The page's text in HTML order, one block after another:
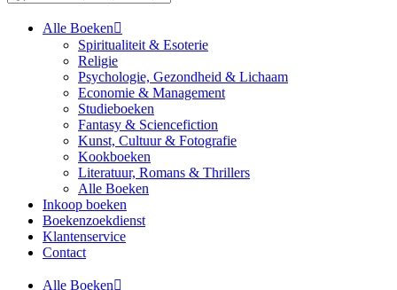
Alle Boeken
Spiritualiteit & Esoterie
Religie
Psychologie, Gezondheid & Lichaam
Economie & Management
Studieboeken
Fantasy & Sciencefiction
Kunst, Cultuur & Fotografie
Kookboeken
Literatuur, Romans & Thrillers
Alle Boeken
Inkoop boeken
Boekenzoekdienst
Klantenservice
Contact
Alle Boeken